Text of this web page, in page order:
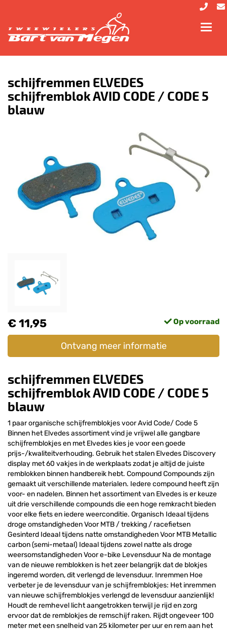
schijfremmen ELVEDES
schijfremblok AVID CODE / CODE 5
blauw
€ 11,95 Op voorraad
Ontvang meer informatie
schijfremmen ELVEDES
schijfremblok AVID CODE / CODE 5
blauw
1 paar organische schijfremblokjes voor Avid Code/ Code 5
Binnen het Elvedes assortiment vind je vrijwel alle gangbare
schijfremblokjes en met Elvedes kies je voor een goede
prijs-/kwaliteitverhouding. Gebruik het stalen Elvedes Discovery
display met 60 vakjes in de werkplaats zodat je altijd de juiste
remblokken binnen handbereik hebt. Compound Compounds zijn
gemaakt uit verschillende materialen. Iedere compound heeft zijn
voor- en nadelen. Binnen het assortiment van Elvedes is er keuze
uit drie verschillende compounds die een hoge remkracht bieden
voor elke fiets en iedere weerconditie. Organisch Ideaal tijdens
droge omstandigheden Voor MTB / trekking / racefietsen
Gesinterd Ideaal tijdens natte omstandigheden Voor MTB Metallic
carbon (semi-metaal) Ideaal tijdens zowel natte als droge
weersomstandigheden Voor e-bike Levensduur Na de montage
van de nieuwe remblokken is het zeer belangrijk dat de blokjes
ingeremd worden, dit verlengd de levensduur. Inremmen Hoe
verbeter je de levensduur van je schijfremblokjes: Het inremmen
van nieuwe schijfremblokjes verlengd de levensduur aanzienlijk!
Houdt de remhevel licht aangetrokken terwijl je rijd en zorg
ervoor dat de remblokjes de remschijf raken. Rijdt ongeveer 100
meter met een snelheid van 25 kilometer per uur en rem aan het